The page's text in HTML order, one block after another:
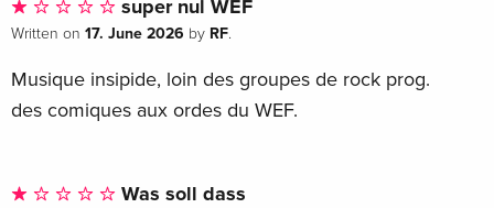
Perep Utz
5
Yor Zarad
Angor
super nul WEF
Written on 17. June 2026 by RF.
Musique insipide, loin des groupes de rock prog.
des comiques aux ordes du WEF.
Was soll dass